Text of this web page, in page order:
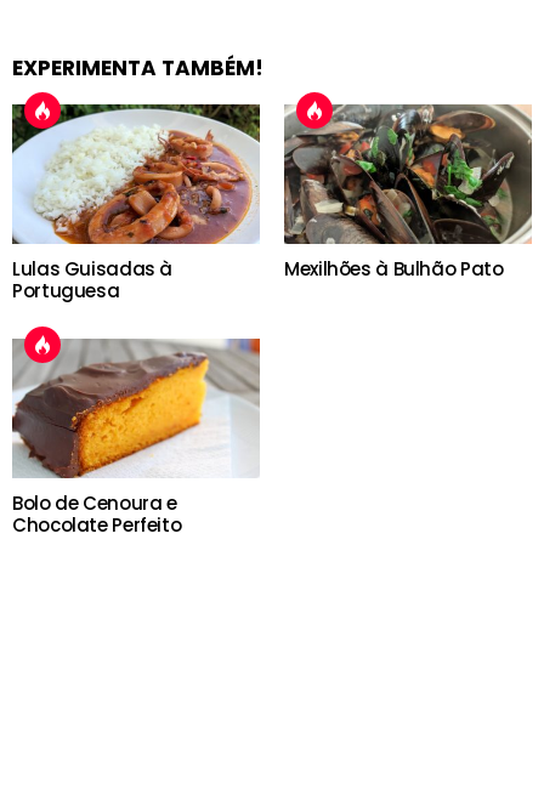
EXPERIMENTA TAMBÉM!
Lulas Guisadas à
Portuguesa
Mexilhões à Bulhão Pato
Bolo de Cenoura e
Chocolate Perfeito